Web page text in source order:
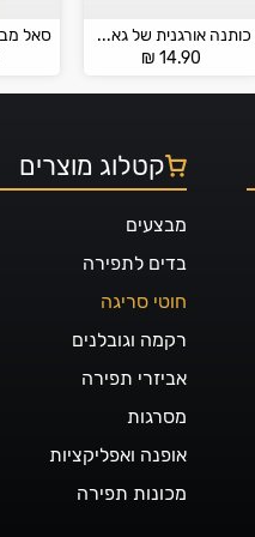
כותנה אורגנית של גאזל – ORGANIC BABY COTTON BY GAZZAL
₪ 14.90
קטלוג מוצרים
מבצעים
בדים לתפירה
חוטי סריגה
רקמה וגובלנים
אביזרי תפירה
מסרגות
אופנה ואפליקציות
מכונות תפירה